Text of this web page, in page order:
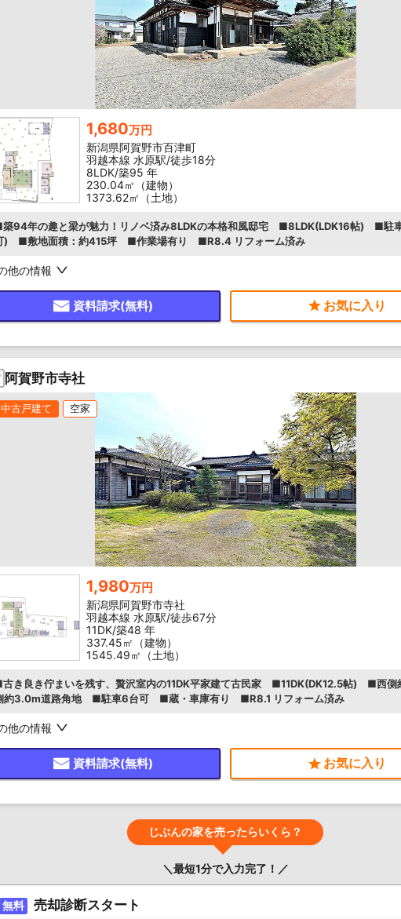
1,680万円
新潟県阿賀野市百津町
羽越本線 水原駅/徒歩18分
8LDK/築95 年
230.04㎡（建物）
1373.62㎡（土地）
94年の趣と梁が魅力！リノベ済み8LDKの本格和風邸宅 ■8LDK(LDK16帖) ■駐
) ■敷地面積：約415坪 ■作業場有り ■R8.4 リフォーム済み
他の情報
資料請求(無料)
阿賀野市寺社
中古戸建て 空家
1,980万円
新潟県阿賀野市寺社
羽越本線 水原駅/徒歩67分
11DK/築48 年
337.45㎡（建物）
1545.49㎡（土地）
き良き佇まいを残す、贅沢室内の11DK平家建て古民家 ■11DK(DK12.5帖) ■西
約3.0m道路角地 ■駐車6台可 ■蔵・車庫有り ■R8.1 リフォーム済み
他の情報
資料請求(無料)
じぶんの家を売ったらいくら？
＼最短1分で入力完了！／
無料 売却診断スタート